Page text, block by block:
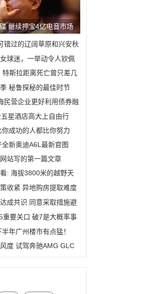
继续押宝4亿电音市场
错过的辽阔草原和兴安秋
球迷，一举动令人钦佩
特斯拉距离死亡曾只差几
秘鲁探秘的最佳时节
民营企业更好利用债券融
星酒店高大上自由行
成功的人都比你努力
全新奥迪A6L最新官图
站写的第一篇文章
: 海拔3800米的越野天
收紧 异地购房提取难度
成共识 同意采取措施避
重要关口 破7是大概率事
年广州楼市有点猛！
度 试驾奔驰AMG GLC